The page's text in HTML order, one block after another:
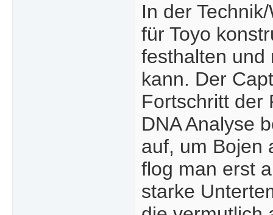
In der
für Toyo
festhalten und
kann. Der
Fortschritt der
DNA Analyse
auf, um Bojen
flog man erst
starke